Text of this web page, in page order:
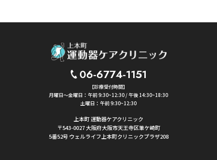
06-6774-1151
【診療受付時間】
月曜日〜金曜日：午前 9:30~12:30 / 午後 14:30~18:30
土曜日：午前 9:30~12:30
上本町 運動器ケアクリニック
〒543-0027大阪府大阪市天王寺区筆ケ崎町
5番52号 ウェルライフ上本町クリニックプラザ208